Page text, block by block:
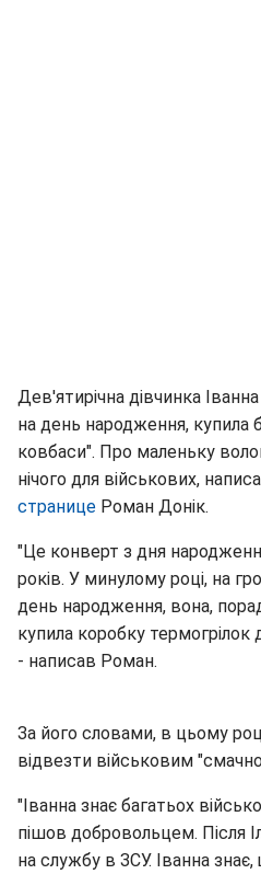
Дев'ятирічна дівчинка
на день народження, купила
ковбаси". Про маленьку
нічого для військових,
странице Роман Донік.
"Це конверт з дня
років. У минулому році, на
день народження, вона,
купила коробку
- написав Роман.
За його словами, в цьому
відвезти військовим
"Іванна знає багатьох
пішов добровольцем. Після
на службу в ЗСУ. Іванна знає,